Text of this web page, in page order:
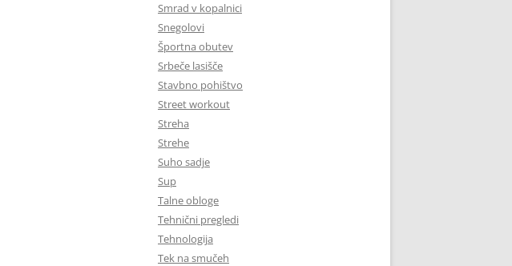
Smrad v kopalnici
Snegolovi
Športna obutev
Srbeče lasišče
Stavbno pohištvo
Street workout
Streha
Strehe
Suho sadje
Sup
Talne obloge
Tehnični pregledi
Tehnologija
Tek na smučeh